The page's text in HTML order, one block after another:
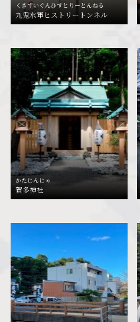
くきすいぐんひすとりーとんねる
九鬼水軍ヒストリートンネル
かたじんじゃ
賀多神社